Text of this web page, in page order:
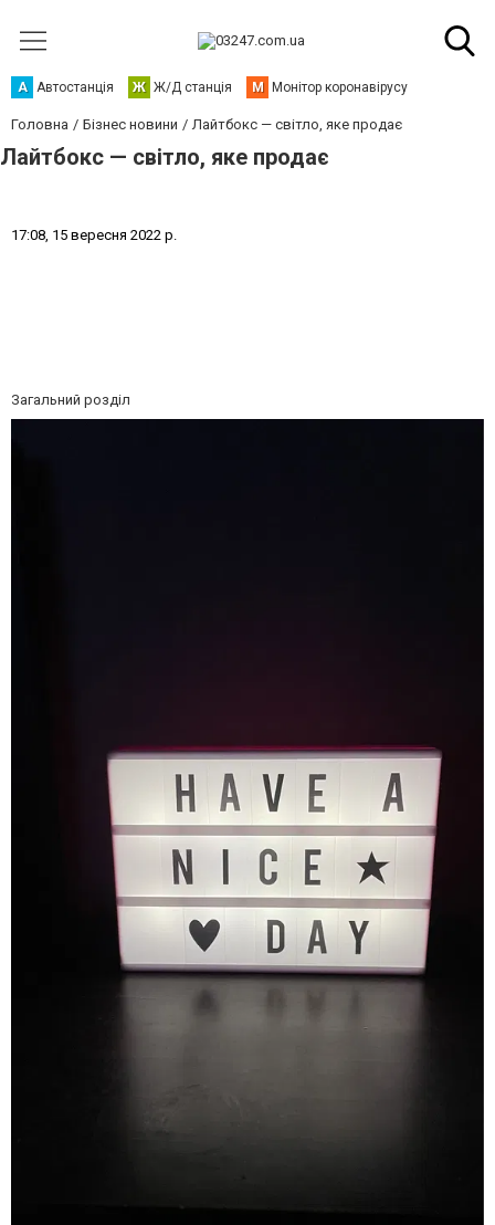
А Автостанція Ж Ж/Д станція М Монітор коронавірусу
Головна Бізнес новини Лайтбокс — світло, яке продає
Лайтбокс — світло, яке продає
17:08, 1 5 вересня 2022 р.
Загальний розділ